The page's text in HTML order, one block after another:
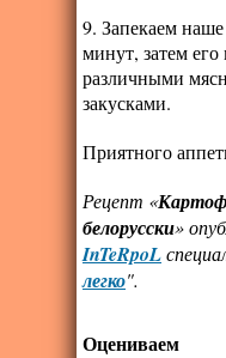
9. Запекаем
минут, затем
различными
закусками.
Приятного
Рецепт «
белорусски»
InTeRpoL
легко".
Оцениваем